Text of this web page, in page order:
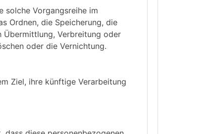
solche Vorgangsreihe im
Ordnen, die Speicherung, die
Übermittlung, Verbreitung oder
oder die Vernichtung.
Ziel, ihre künftige Verarbeitung